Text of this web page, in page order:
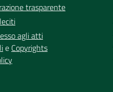
trasparente
agli atti
e Copyrights